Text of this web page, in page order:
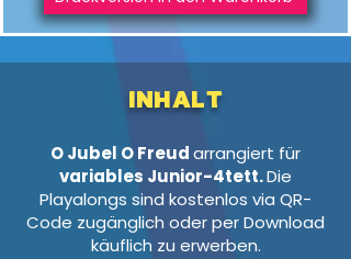
Inhalt
O Jubel O Freudarrangiert für
variables Junior-4tett.Die
Playalongs sind kostenlos via QR-
Code zugänglich oder per Download
käuflich zu erwerben.